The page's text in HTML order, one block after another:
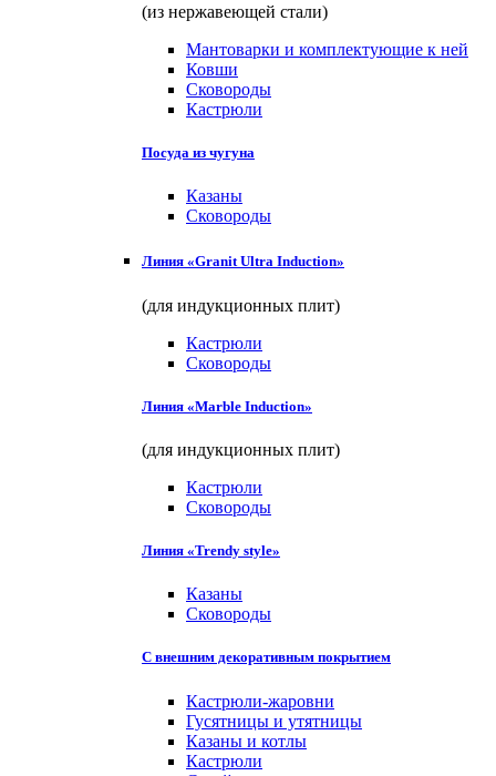
(из нержавеющей стали)
Мантоварки и комплектующие к ней
Ковши
Сковороды
Кастрюли
Посуда из чугуна
Казаны
Сковороды
Линия «Granit Ultra Induction»
(для индукционных плит)
Кастрюли
Сковороды
Линия «Marble Induction»
(для индукционных плит)
Кастрюли
Сковороды
Линия «Trendy style»
Казаны
Сковороды
С внешним декоративным покрытием
Кастрюли-жаровни
Гусятницы и утятницы
Казаны и котлы
Кастрюли